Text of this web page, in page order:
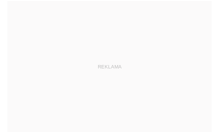
REKLAMA